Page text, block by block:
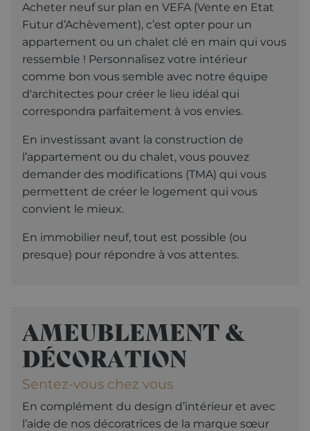
Acheter neuf sur plan en VEFA (Vente en Etat
Futur d’Achèvement), c’est opter pour un
appartement ou un chalet clé en main qui vous
ressemble ! Personnalisez votre intérieur
comme bon vous semble avec notre équipe
d'architectes pour créer le lieu idéal qui
correspondra parfaitement à vos envies.
En investissant avant la construction de
l’appartement ou du chalet, vous pouvez
demander des modifications (TMA) qui vous
permettent de créer le logement qui vous
convient le mieux.
En immobilier neuf, tout est possible (ou
presque) pour répondre à vos attentes.
AMEUBLEMENT &
DÉCORATION
Sentez-vous chez vous
En complément du design d’intérieur et avec
l’aide de nos décoratrices de la marque sœur